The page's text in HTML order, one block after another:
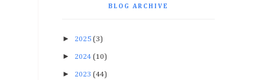
BLOG ARCHIVE
► 2025 (3)
► 2024 (10)
► 2023 (44)